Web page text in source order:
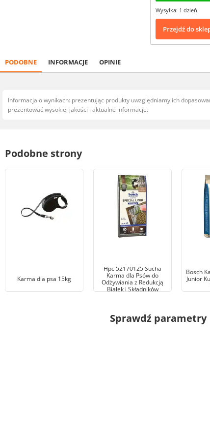
Wysyłka: 1 dzień
Przejdź do
PODOBNE INFORMACJE OPINIE
Informacja o wynikach: prezentując produkty uwzględniamy ich
prezentować wysokiej jakości i aktualne informacje.
Podobne strony
Karma dla psa 15kg
Hpc 52170125 Sucha
Karma dla Psów do
Odżywiania z Redukcją
Białek i Składników
Bosch
Junior
Sprawdź parametry